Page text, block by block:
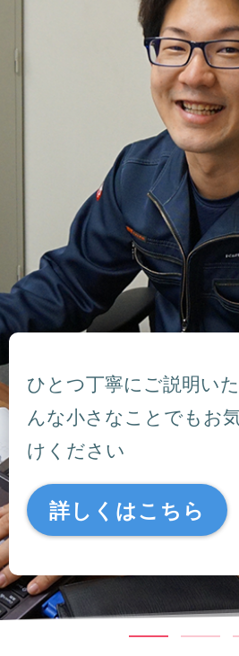
ひとつ丁寧にご説明い
んな小さなことでもお
けください
詳しくはこちら